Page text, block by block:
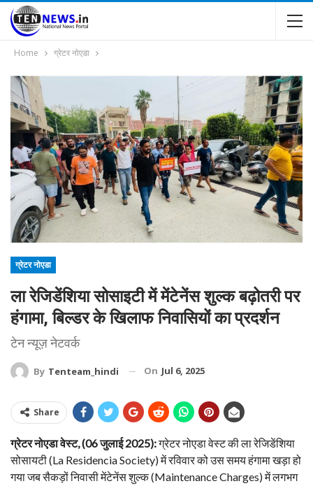
Home ग्रेटर नोएडा
ग्रेटर नोएडा
ला रेजिडेंशिया सोसाइटी में मेंटेनेंस शुल्क बढ़ोतरी पर
हंगामा, बिल्डर के खिलाफ निवासियों का प्रदर्शन
टेन न्यूज़ नेटवर्क
By Tenteam_hindi On Jul 6, 2025
Share
ग्रेटर नोएडा वेस्ट, (06 जुलाई 2025):ग्रेटर नोएडा वेस्ट की ला रेजिडेंशिया
सोसायटी (La Residencia Society) में रविवार को उस समय हंगामा खड़ा हो
गया जब सैकड़ों निवासी मेंटेनेंस शुल्क (Maintenance Charges) में लगभग